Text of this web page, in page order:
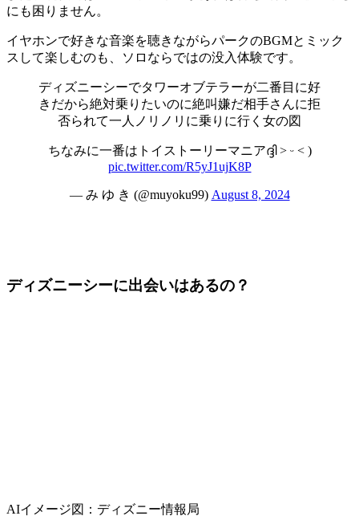
にも困りません。
イヤホンで好きな音楽を聴きながらパークのBGMとミック
スして楽しむのも、ソロならではの没入体験です。
ディズニーシーでタワーオブテラーが二番目に好
きだから絶対乗りたいのに絶叫嫌だ相手さんに拒
否られて一人ノリノリに乗りに行く女の図
ちなみに一番はトイストーリーマニアദ്ദി ˃ ᵕ ˂ )
pic.twitter.com/R5yJ1ujK8P
— み ゆ き (@muyoku99) August 8, 2024
ディズニーシーに出会いはあるの？
AIイメージ図：ディズニー情報局